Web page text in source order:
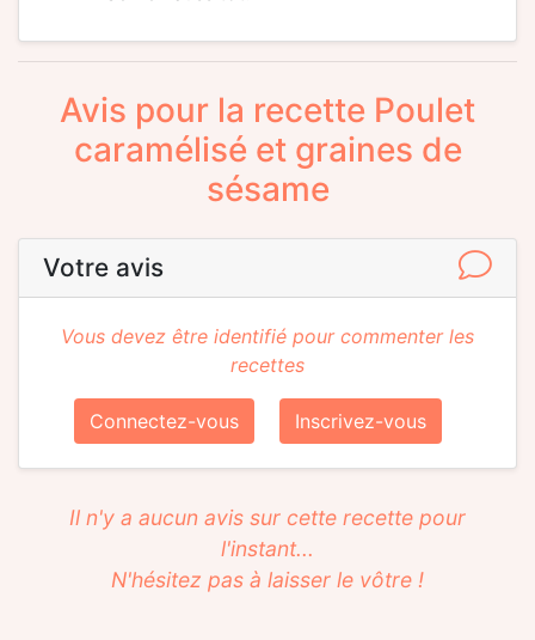
Avis pour la recette Poulet
caramélisé et graines de
sésame
Votre avis
Vous devez être identifié pour commenter les
recettes
Connectez-vous Inscrivez-vous
Il n'y a aucun avis sur cette recette pour
l'instant...
N'hésitez pas à laisser le vôtre !